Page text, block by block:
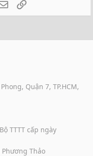
Email
Quận 7, TP.HCM,
TTTT cấp ngày
Thảo